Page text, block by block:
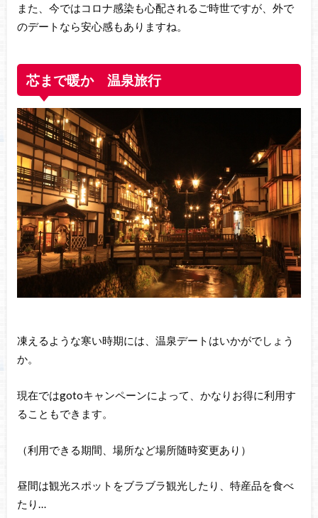
また、今ではコロナ感染も心配されるご時世ですが、外で
のデートなら安心感もありますね。
芯まで暖か 温泉旅行
凍えるような寒い時期には、温泉デートはいかがでしょう
か。
現在ではgotoキャンペーンによって、かなりお得に利用す
ることもできます。
（利用できる期間、場所など場所随時変更あり）
昼間は観光スポットをブラブラ観光したり、特産品を食べ
たり…